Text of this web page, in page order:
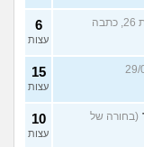
(Lamali, בת 26, כתבה
6
עצות
ב-29/07/26
15
עצות
(בחורה של
10
עצות